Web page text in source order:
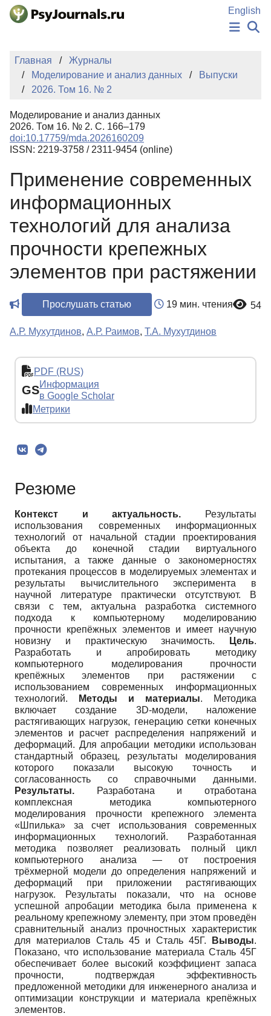
Перейти к основному содержанию
English
НОВОСТИ
АВТОРЫ
КЛЮЧЕВЫЕ СЛОВА
Регистрация
Главная
Журналы
Моделирование и анализ данных
Выпуски
2026. Том 16. № 2
Моделирование и анализ данных
2026. Том 16. № 2. С. 166–179
doi:10.17759/mda.2026160209
ISSN: 2219-3758 / 2311-9454 (online)
Применение современных
информационных
технологий для анализа
прочности крепежных
элементов при растяжении
Прослушать статью 19 мин. чтения 54
А.Р. Мухутдинов, А.Р. Раимов, Т.А. Мухутдинов
PDF (RUS)
GSИнформация
в Google Scholar
Метрики
Резюме
Контекст и актуальность.
Результаты
использования современных информационных
технологий от начальной стадии проектирования
объекта до конечной стадии виртуального
испытания, а также данные о закономерностях
протекания процессов в моделируемых элементах и
результаты вычислительного эксперимента в
научной литературе практически отсутствуют. В
связи с тем, актуальна разработка системного
подхода к компьютерному моделированию
прочности крепёжных элементов и имеет научную
новизну и практическую значимость.
Цель.
Разработать и апробировать методику
компьютерного моделирования прочности
крепёжных элементов при растяжении с
использованием современных информационных
технологий.
Методы и материалы. Методика
включает создание 3D-модели, наложение
растягивающих нагрузок, генерацию сетки конечных
элементов и расчет распределения напряжений и
деформаций. Для апробации методики использован
стандартный образец, результаты моделирования
которого показали высокую точность и
согласованность со справочными данными.
Результаты. Разработана и отработана
комплексная методика компьютерного
моделирования прочности крепежного элемента
«Шпилька» за счет использования современных
информационных технологий. Разработанная
методика позволяет реализовать полный цикл
компьютерного анализа — от построения
трёхмерной модели до определения напряжений и
деформаций при приложении растягивающих
нагрузок. Результаты показали, что на основе
успешной апробации методика была применена к
реальному крепежному элементу, при этом проведён
сравнительный анализ прочностных характеристик
для материалов Сталь 45 и Сталь 45Г.
Выводы.
Показано, что использование материала Сталь 45Г
обеспечивает более высокий коэффициент запаса
прочности, подтверждая эффективность
предложенной методики для инженерного анализа и
оптимизации конструкции и материала крепёжных
элементов.